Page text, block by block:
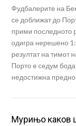
Фудбалерите на
се доближат до
прими последното
одигра нерешено
резултат на тимот
Порто е седум
недостижна
Мурињо каков